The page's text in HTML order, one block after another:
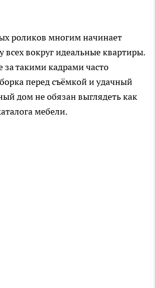
роликов многим начинает
всех вокруг идеальные квартиры.
за такими кадрами часто
перед съёмкой и удачный
дом не обязан выглядеть как
мебели.